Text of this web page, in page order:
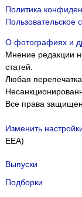
Политика
Пользовательское
О фотографиях и
Мнение редакции
статей.
Любая
Все права
Изменить
EEA)
Выпуски
Подборки